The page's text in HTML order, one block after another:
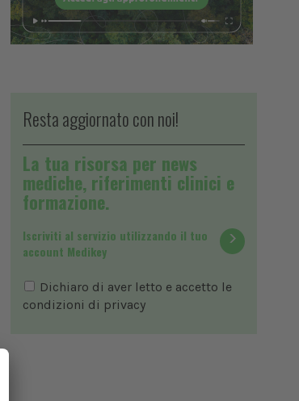
Resta aggiornato con noi!
La tua risorsa per news
mediche, riferimenti clinici e
formazione.
Iscriviti al servizio utilizzando il tuo
account Medikey
Dichiaro di aver letto e accetto le
condizioni di privacy